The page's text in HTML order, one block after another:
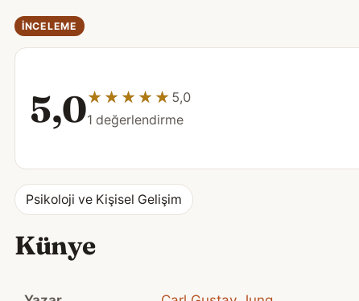
İNCELEME
5,0★★★★★
★★★★★ 5,0
1 değerlendirme
Psikoloji ve Kişisel Gelişim
Künye